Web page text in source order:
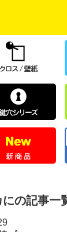
の記事一